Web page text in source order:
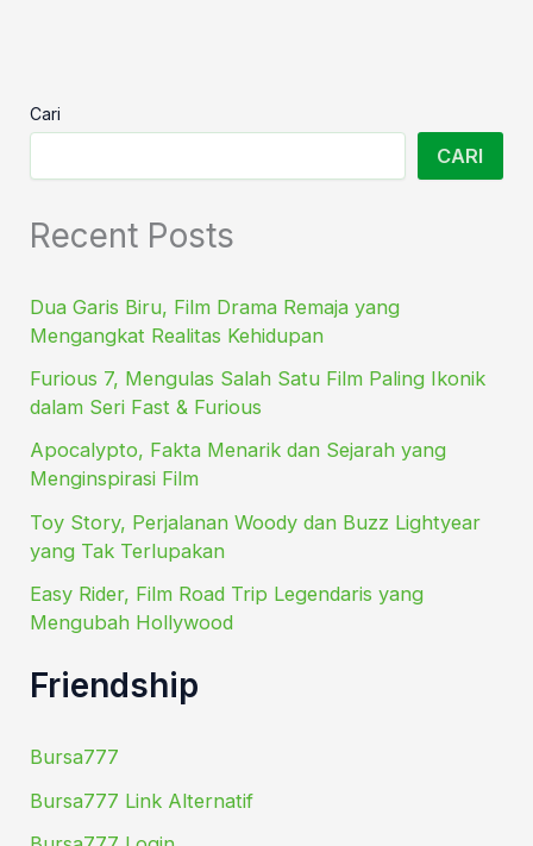
Cari
CARI
Recent Posts
Dua Garis Biru, Film Drama Remaja yang
Mengangkat Realitas Kehidupan
Furious 7, Mengulas Salah Satu Film Paling Ikonik
dalam Seri Fast & Furious
Apocalypto, Fakta Menarik dan Sejarah yang
Menginspirasi Film
Toy Story, Perjalanan Woody dan Buzz Lightyear
yang Tak Terlupakan
Easy Rider, Film Road Trip Legendaris yang
Mengubah Hollywood
Friendship
Bursa777
Bursa777 Link Alternatif